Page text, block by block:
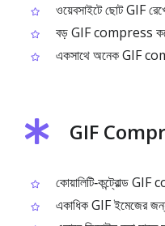
ওয়েবসাইটে ছোট GIF
বড় GIF compress করে
একসাথে অনেক GIF
GIF
কোয়ালিটি‑কন্ট্রোল্ড
একাধিক GIF